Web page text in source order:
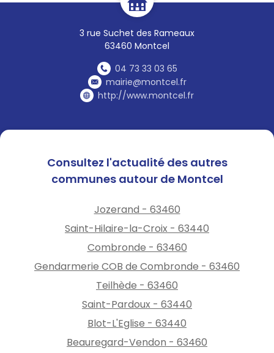
3 rue Suchet des Rameaux
63460 Montcel
04 73 33 03 65
mairie@montcel.fr
http://www.montcel.fr
Consultez l'actualité des autres
communes autour de Montcel
Jozerand - 63460
Saint-Hilaire-la-Croix - 63440
Combronde - 63460
Gendarmerie COB de Combronde - 63460
Teilhède - 63460
Saint-Pardoux - 63440
Blot-L'Eglise - 63440
Beauregard-Vendon - 63460